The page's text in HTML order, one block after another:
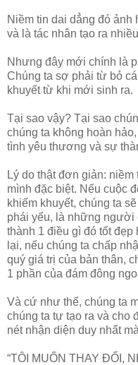
Niềm tin dai dẳng đó
và là tác nhân tạo ra
Nhưng đây mới chính là
Chúng ta sợ phải từ bỏ
khuyết từ khi mới sinh ra.
Tại sao vậy? Tại sao
chúng ta không hoàn
tình yêu thương và sự
Lý do thật đơn giản:
mình đặc biệt. Nếu cuộc
khiếm khuyết, chúng ta
phái yếu, là những người
thành 1 điều gì đó tốt
lại, nếu chúng ta chấp
quý giá trị của bản thân,
1 phần của đám đông
Và cứ như thế, chúng ta
chúng ta tự tạo ra và cho
nét nhận diện duy nhất
“TÔI MUỐN THAY ĐỔI,